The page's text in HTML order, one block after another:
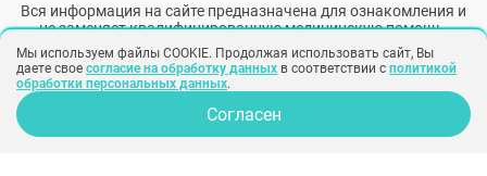
Вся информация на сайте предназначена для ознакомления и
не заменяет квалифицированную медицинскую помощь.
Обязательно проконсультируйтесь с врачом!
Народный рейтинг хирургов
Мы используем файлы COOKIE. Продолжая использовать сайт, Вы
даете свое согласие на обработку данных в соответствии с политикой
обработки персональных данных.
Согласен